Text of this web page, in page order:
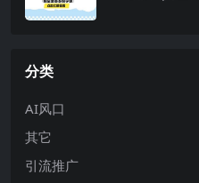
分类
AI风口
其它
引流推广